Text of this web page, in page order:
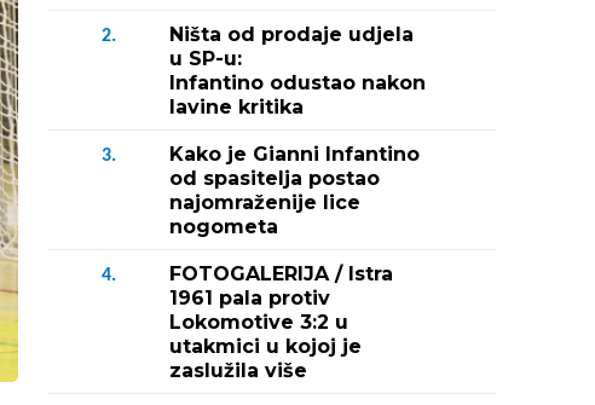
2.
Ništa od prodaje udjela
u SP-u:
Infantino odustao nakon
lavine kritika
3.
Kako je Gianni Infantino
od spasitelja postao
najomraženije lice
nogometa
4.
FOTOGALERIJA / Istra
1961 pala protiv
Lokomotive 3:2 u
utakmici u kojoj je
zaslužila više